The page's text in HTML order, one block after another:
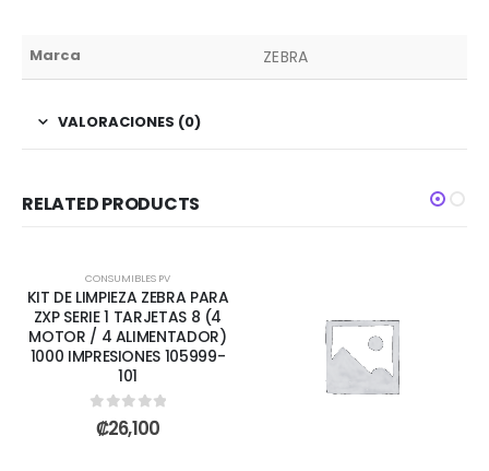
Marca ZEBRA
VALORACIONES (0)
RELATED PRODUCTS
CONSUMIBLES PV
KIT DE LIMPIEZA ZEBRA PARA
ZXP SERIE 1 TARJETAS 8 (4
MOTOR / 4 ALIMENTADOR)
1000 IMPRESIONES 105999-
101
0out of 5
₡26,100